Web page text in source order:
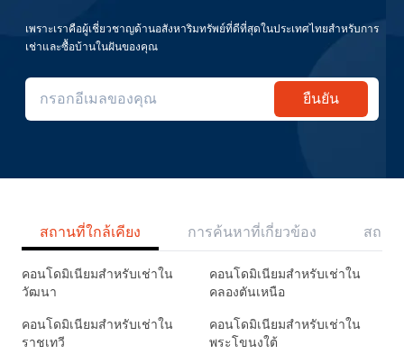
เพราะเราคือผู้เชี่ยวชาญด้านอสังหาริมทรัพย์ที่ดีที่สุดในประเทศไทยสำหรับการ
เช่าและซื้อบ้านในฝันของคุณ
ยืนยัน
สถานที่ใกล้เคียง การค้นหาที่เกี่ยวข้อง สถานี
คอนโดมิเนียมสำหรับเช่าใน
วัฒนา
คอนโดมิเนียมสำหรับเช่าใน
คลองตันเหนือ
คอนโดมิเนียมสำหรับเช่าใน
ราชเทวี
คอนโดมิเนียมสำหรับเช่าใน
พระโขนงใต้